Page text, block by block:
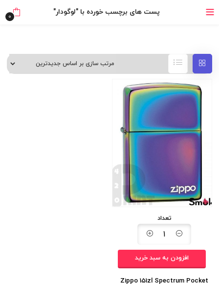
۴ قسط، بدون کارمزد
خرید قسطی با ترب‌پی
پست های برچسب خورده با "لوگودار" 0
تعداد
افزودن به سبد خرید
Zippo 151zl Spectrum Pocket